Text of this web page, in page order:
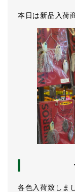
本日は新品入荷
各色入荷致しま